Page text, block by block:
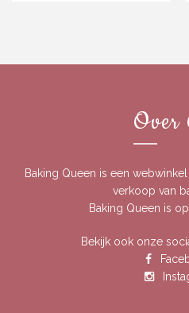
Over
Baking Queen is een
verkoop van
Baking Queen is
Bekijk ook onze